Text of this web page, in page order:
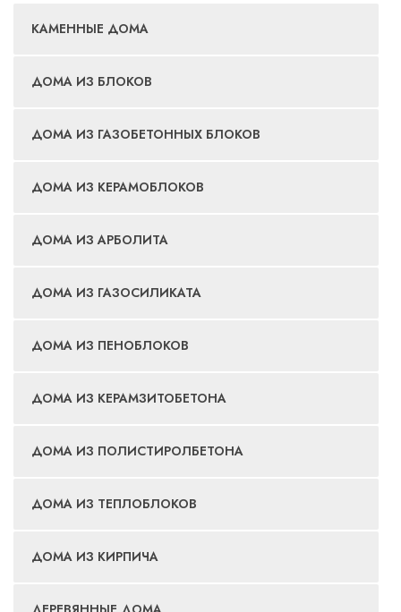
КАМЕННЫЕ ДОМА
ДОМА ИЗ БЛОКОВ
ДОМА ИЗ ГАЗОБЕТОННЫХ БЛОКОВ
ДОМА ИЗ КЕРАМОБЛОКОВ
ДОМА ИЗ АРБОЛИТА
ДОМА ИЗ ГАЗОСИЛИКАТА
ДОМА ИЗ ПЕНОБЛОКОВ
ДОМА ИЗ КЕРАМЗИТОБЕТОНА
ДОМА ИЗ ПОЛИСТИРОЛБЕТОНА
ДОМА ИЗ ТЕПЛОБЛОКОВ
ДОМА ИЗ КИРПИЧА